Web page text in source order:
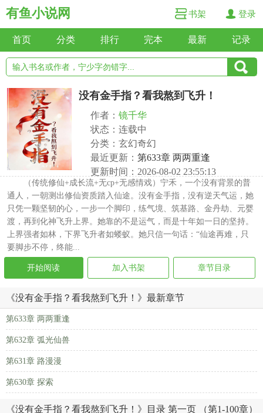
有鱼小说网 书架 登录
首页 分类 排行 完本 最新 记录
没有金手指？看我熬到飞升！
作者： 镜千华
状态：连载中
分类：玄幻奇幻
最近更新： 第633章 两两重逢
更新时间：2026-08-02 23:55:13
（传统修仙+成长流+无cp+无感情戏）宁禾，一个没有背景的普
通人，一朝测出修仙资质踏入仙途。没有金手指，没有逆天气运，她
只凭一颗坚韧的心，一步一个脚印，练气境、筑基路、金丹劫、元婴
渡，再到化神飞升上界。她靠的不是运气，而是十年如一日的坚持。
上界强者如林，下界飞升者如蝼蚁。她只信一句话：“仙途再难，只
要脚步不停，终能...
开始阅读 加入书架 章节目录
《没有金手指？看我熬到飞升！》最新章节
第633章 两两重逢
第632章 弧光仙兽
第631章 路漫漫
第630章 探索
《没有金手指？看我熬到飞升！》目录 第一页 （第1-100章）